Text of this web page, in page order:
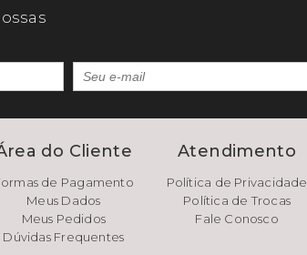
do Cliente
de Pagamento
Meus Dados
Meus Pedidos
Dúvidas Frequentes
Atendimento
Política de Privacidade
Política de Trocas
Fale Conosco